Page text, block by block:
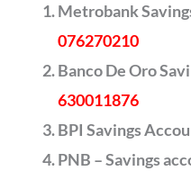
Metrobank
076270210
Banco De Oro
630011876
BPI Savings
PNB – Savings